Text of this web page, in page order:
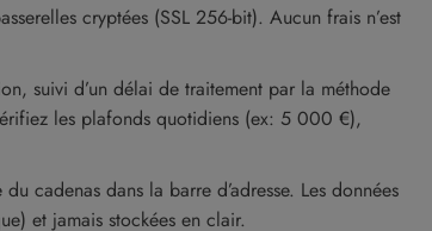
cryptées (SSL 256-bit). Aucun frais n’est
suivi d’un délai de traitement par la méthode
les plafonds quotidiens (ex: 5 000 €),
cadenas dans la barre d’adresse. Les données
et jamais stockées en clair.